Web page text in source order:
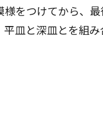
様をつけてから、
平皿と深皿とを組